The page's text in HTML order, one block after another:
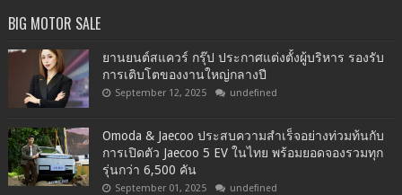
BIG MOTOR SALE
ยานยนต์สแควร์ กรุ๊ป ประกาศแต่งตั้งผู้บริหาร รองรับ
การเติบโตของงานใหญ่กลางปี
September 12, 2025 undefined
Omoda & Jaecoo ประสบความสำเร็จอย่างท่วมท้นกับ
การเปิดตัว Jaecoo 5 EV ในไทย พร้อมยอดจองรวมทุก
รุ่นกว่า 6,500 คัน
September 01, 2025 undefined